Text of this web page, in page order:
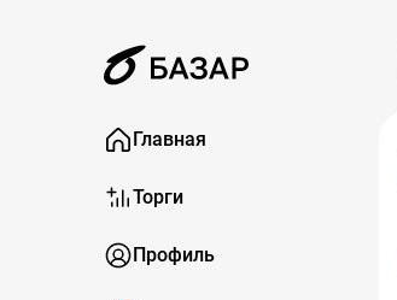
Главная
Торги
Профиль